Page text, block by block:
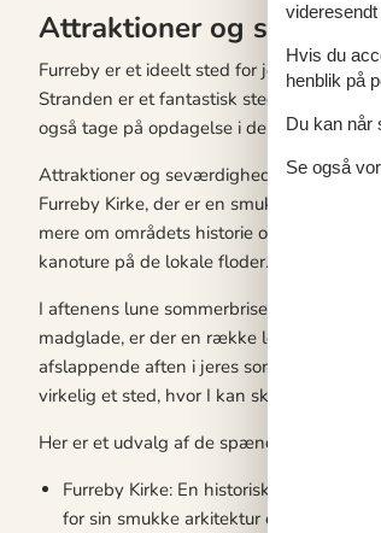
Attraktioner og
Furreby er et ideelt sted for jeres
Stranden er et fantastisk sted for
også tage på opdagelse i de
Attraktioner og seværdigheder er der
Furreby Kirke, der er en smuk og
mere om områdets historie og kultur. For
kanoture på de lokale floder.
I aftenens lune sommerbrise, kan I gå
madglade, er der en række lokale
afslappende aften i jeres sommerhus,
virkelig et sted, hvor I kan skabe varige
Her er et udvalg af de spændende
Furreby Kirke: En historisk kirke fra
for sin smukke arkitektur og fredelige
Hvis du
henblik på
Du kan når
Se også